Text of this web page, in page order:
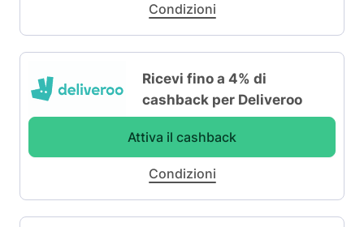
Condizioni
Ricevi fino a 4% di
cashback per Deliveroo
Attiva il cashback
Condizioni